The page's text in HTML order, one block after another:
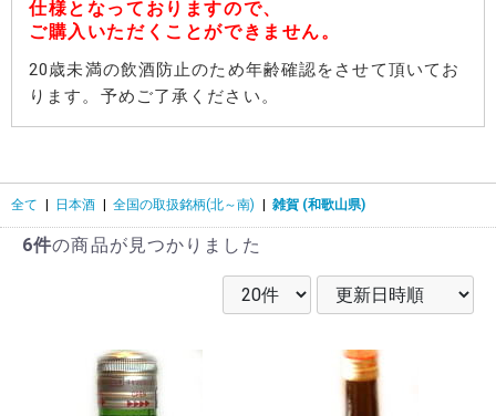
仕様となっておりますので、
ご購入いただくことができません。
20歳未満の飲酒防止のため年齢確認をさせて頂いてお
ります。予めご了承ください。
全て 日本酒 全国の取扱銘柄(北～南) 雑賀 (和歌山県)
6件の商品が見つかりました